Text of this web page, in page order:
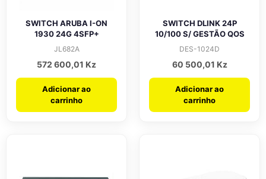
SWITCH ARUBA I-ON
1930 24G 4SFP+
JL682A
572 600,01 Kz
Adicionar ao
carrinho
SWITCH DLINK 24P
10/100 S/ GESTÃO QOS
DES-1024D
60 500,01 Kz
Adicionar ao
carrinho